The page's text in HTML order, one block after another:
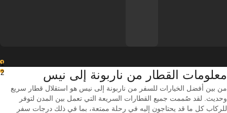
1
2
معلومات القطار من ‎ناربونة إلى ‎نيس
من بين أفضل الخيارات للسفر من ناربونة إلى نيس هو استقلال قطار سريع
وحديث. لقد صُممت جميع القطارات السريعة التي تعمل بين المدن لتوفر
للركاب كل ما قد يحتاجون إليه في رحلة ممتعة، بما في ذلك درجات سفر